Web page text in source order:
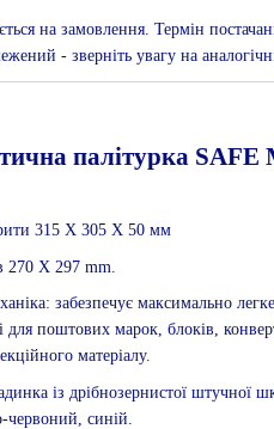
на замовлення. Термін
- зверніть увагу на
палітурка SAFE
315 Х 305 Х 50 мм
270 X 297 mm.
забезпечує максимально
для поштових марок, блоків,
матеріалу.
із дрібнозернистої
синій.